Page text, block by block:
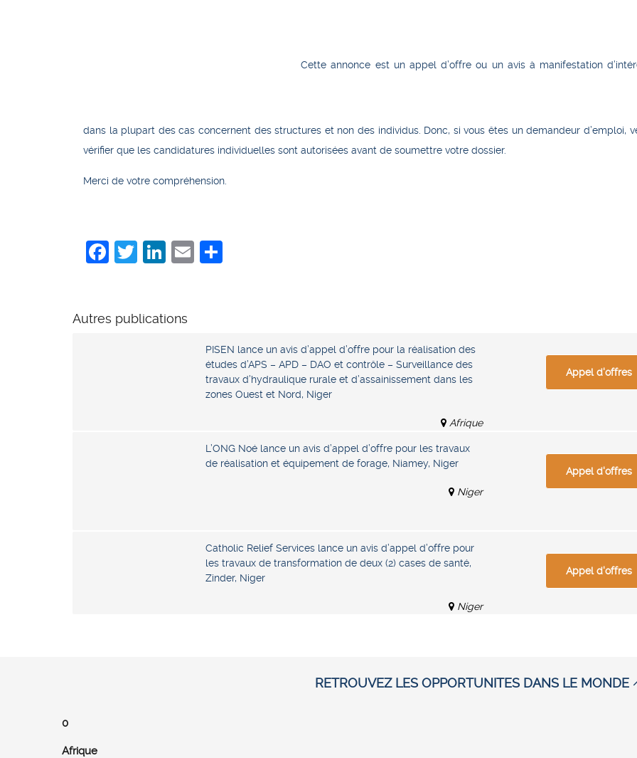
Cette annonce est un appel d’offre ou un avis à manifestation
dans la plupart des cas concernent des structures et non des individus. Donc, si vous êtes un demandeur d’emploi,
vérifier que les candidatures individuelles sont autorisées avant de soumettre votre dossier.
Merci de votre compréhension.
Facebook
Twitter
LinkedIn
Email
Autres publications
PISEN lance un avis d’appel d’offre pour la réalisation des
études d’APS – APD – DAO et contrôle – Surveillance des
travaux d’hydraulique rurale et d’assainissement dans les
zones Ouest et Nord, Niger
Afrique
Appel d'offres
L’ONG Noé lance un avis d’appel d’offre pour les travaux
de réalisation et équipement de forage, Niamey, Niger
Niger
Appel d'offres
Catholic Relief Services lance un avis d’appel d’offre pour
les travaux de transformation de deux (2) cases de santé,
Zinder, Niger
Niger
Appel d'offres
RETROUVEZ LES OPPORTUNITES DANS LE MONDE
0
Afrique